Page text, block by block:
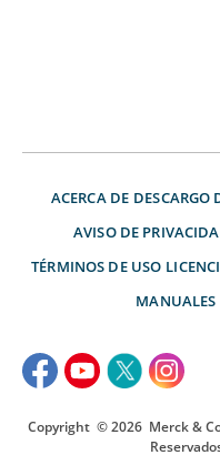
ACERCA DE DESCARGO
AVISO DE
TÉRMINOS DE USO
Copyright © 2026 Merck &